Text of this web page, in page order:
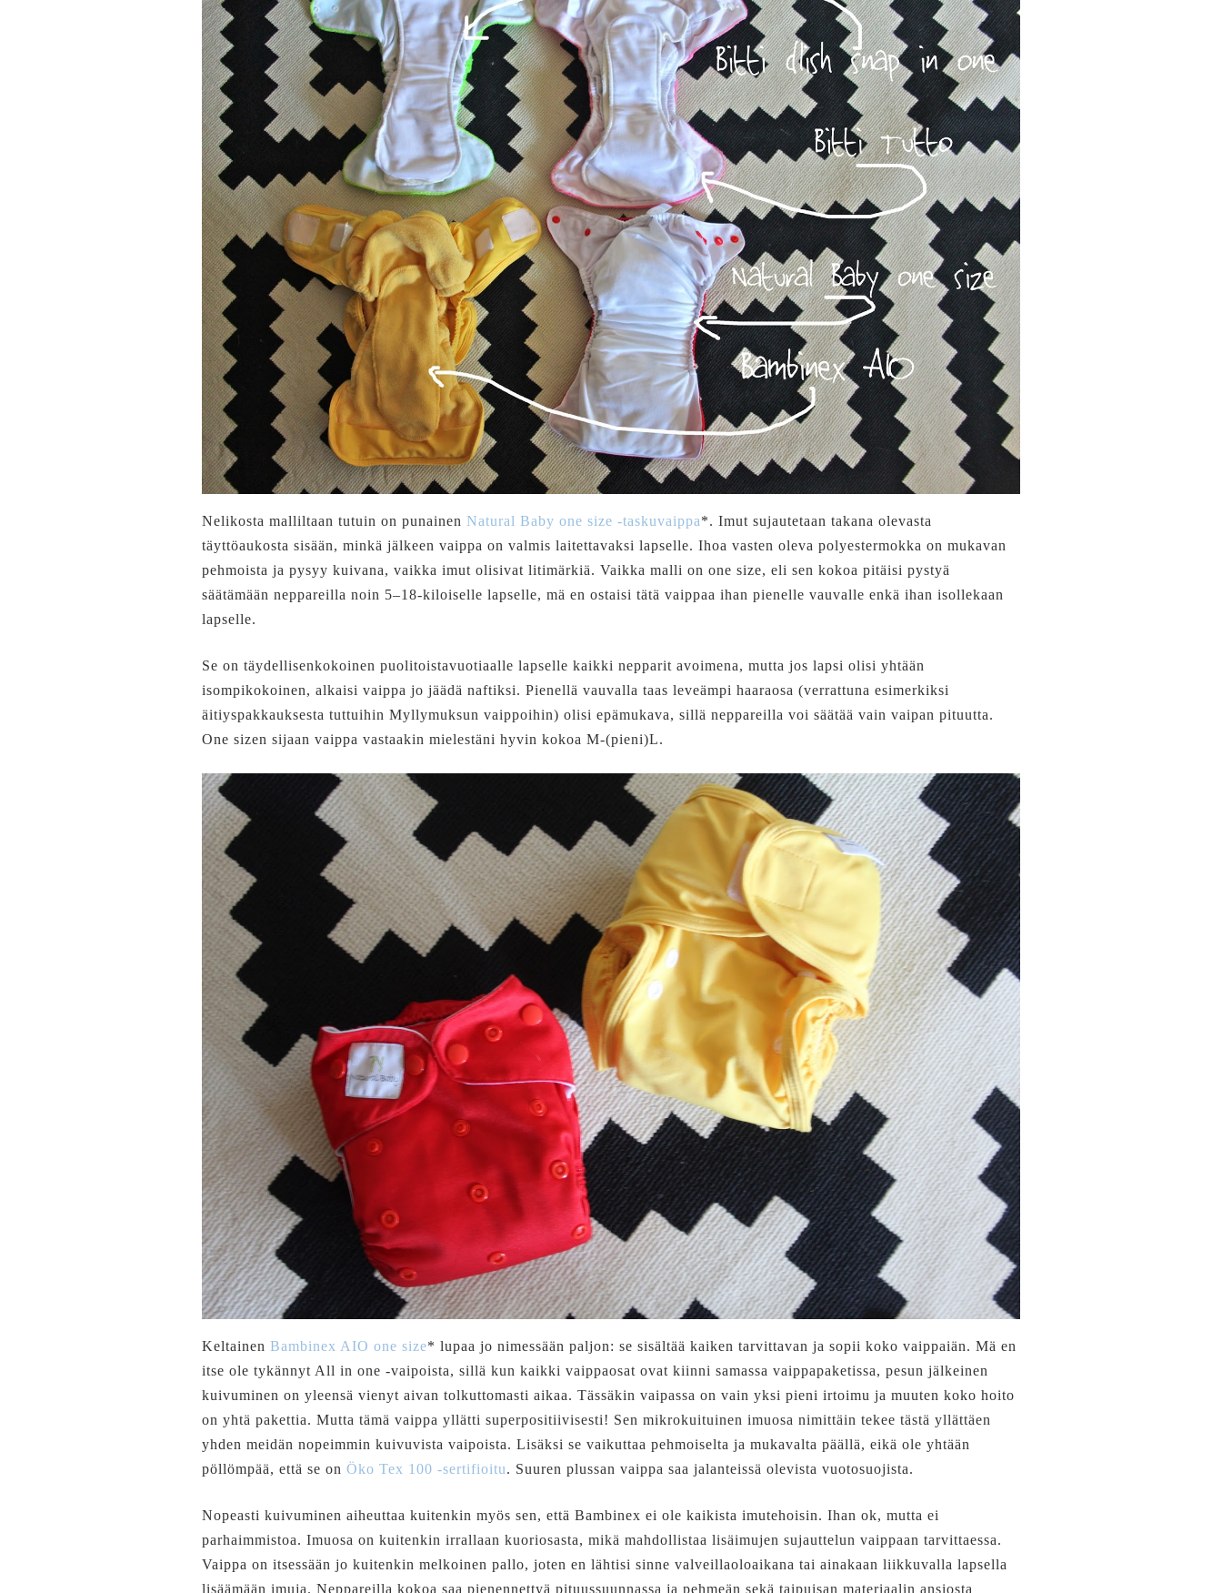
Nelikosta malliltaan tutuin on punainen Natural Baby one size -taskuvaippa*. Imut sujautetaan takana olevasta
täyttöaukosta sisään, minkä jälkeen vaippa on valmis laitettavaksi lapselle. Ihoa vasten oleva polyestermokka on mukavan
pehmoista ja pysyy kuivana, vaikka imut olisivat litimärkiä. Vaikka malli on one size, eli sen kokoa pitäisi pystyä
säätämään neppareilla noin 5–18-kiloiselle lapselle, mä en ostaisi tätä vaippaa ihan pienelle vauvalle enkä ihan isollekaan
lapselle.
Se on täydellisenkokoinen puolitoistavuotiaalle lapselle kaikki nepparit avoimena, mutta jos lapsi olisi yhtään
isompikokoinen, alkaisi vaippa jo jäädä naftiksi. Pienellä vauvalla taas leveämpi haaraosa (verrattuna esimerkiksi
äitiyspakkauksesta tuttuihin Myllymuksun vaippoihin) olisi epämukava, sillä neppareilla voi säätää vain vaipan pituutta.
One sizen sijaan vaippa vastaakin mielestäni hyvin kokoa M-(pieni)L.
Keltainen Bambinex AIO one size* lupaa jo nimessään paljon: se sisältää kaiken tarvittavan ja sopii koko vaippaiän. Mä en
itse ole tykännyt All in one -vaipoista, sillä kun kaikki vaippaosat ovat kiinni samassa vaippapaketissa, pesun jälkeinen
kuivuminen on yleensä vienyt aivan tolkuttomasti aikaa. Tässäkin vaipassa on vain yksi pieni irtoimu ja muuten koko hoito
on yhtä pakettia. Mutta tämä vaippa yllätti superpositiivisesti! Sen mikrokuituinen imuosa nimittäin tekee tästä yllättäen
yhden meidän nopeimmin kuivuvista vaipoista. Lisäksi se vaikuttaa pehmoiselta ja mukavalta päällä, eikä ole yhtään
pöllömpää, että se on Öko Tex 100 -sertifioitu. Suuren plussan vaippa saa jalanteissä olevista vuotosuojista.
Nopeasti kuivuminen aiheuttaa kuitenkin myös sen, että Bambinex ei ole kaikista imutehoisin. Ihan ok, mutta ei
parhaimmistoa. Imuosa on kuitenkin irrallaan kuoriosasta, mikä mahdollistaa lisäimujen sujauttelun vaippaan tarvittaessa.
Vaippa on itsessään jo kuitenkin melkoinen pallo, joten en lähtisi sinne valveillaoloaikana tai ainakaan liikkuvalla lapsella
lisäämään imuja. Neppareilla kokoa saa pienennettyä pituussuunnassa ja pehmeän sekä taipuisan materiaalin ansiosta